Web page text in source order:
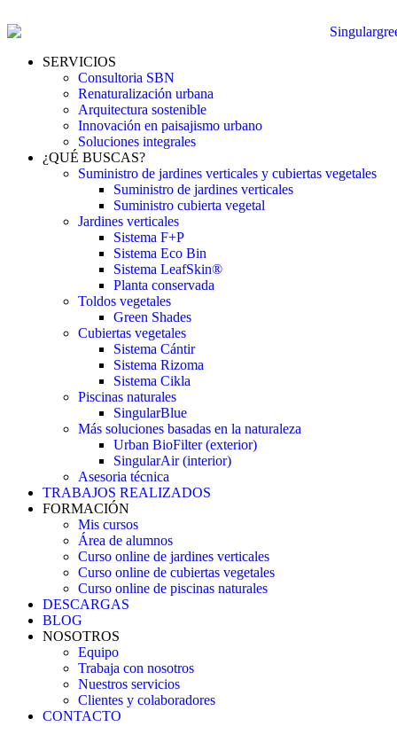
SERVICIOS
Consultoria SBN
Renaturalización urbana
Arquitectura sostenible
Innovación en paisajismo urbano
Soluciones integrales
¿QUÉ BUSCAS?
Suministro de jardines verticales y cubiertas vegetales
Suministro de jardines verticales
Suministro cubierta vegetal
Jardines verticales
Sistema F+P
Sistema Eco Bin
Sistema LeafSkin®
Planta conservada
Toldos vegetales
Green Shades
Cubiertas vegetales
Sistema Cántir
Sistema Rizoma
Sistema Cikla
Piscinas naturales
SingularBlue
Más soluciones basadas en la naturaleza
Urban BioFilter (exterior)
SingularAir (interior)
Asesoria técnica
TRABAJOS REALIZADOS
FORMACIÓN
Mis cursos
Área de alumnos
Curso online de jardines verticales
Curso online de cubiertas vegetales
Curso online de piscinas naturales
DESCARGAS
BLOG
NOSOTROS
Equipo
Trabaja con nosotros
Nuestros servicios
Clientes y colaboradores
CONTACTO